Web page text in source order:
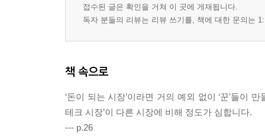
접수된 글은 확인을 거쳐 이 곳에 게재됩니다.
독자 분들의 리뷰는 리뷰 쓰기를, 책에 대한 문의는
책 속으로
‘돈이 되는 시장’이라면 거의 예외 없이 ‘꾼’들이
테크 시장’이 다른 시장에 비해 정도가 심합니다.
--- p.26